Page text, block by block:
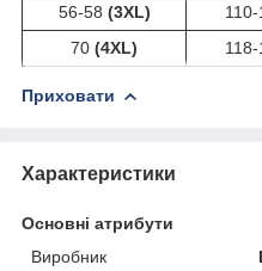
56-58 (3XL)
70 (4XL)
Приховати
Характеристики
Основні атрибути
Виробник